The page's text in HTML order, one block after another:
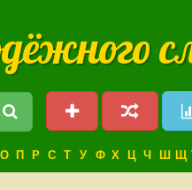
О П Р С Т У Ф Х Ц Ч Ш Щ